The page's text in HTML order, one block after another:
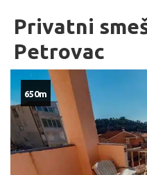
Privatni
Petrovac
650m